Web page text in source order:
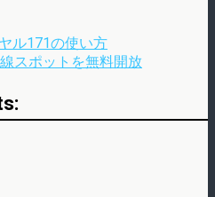
ル171の使い方
スポットを無料開放